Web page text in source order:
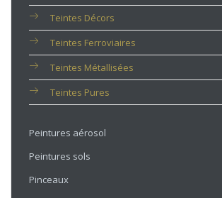
Teintes Décors
Teintes Ferroviaires
Teintes Métallisées
Teintes Pures
Peintures aérosol
Peintures sols
Pinceaux